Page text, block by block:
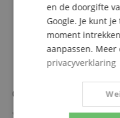
Chauvet DJ PinSpot
20 W quad-color
en de doorgifte
Google. Je kunt
moment
aanpassen.
privacyverklaring